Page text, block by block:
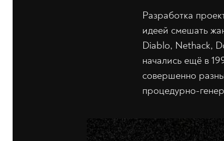
Разработка
идеей смешать
Diablo, Nethack,
начались ещё в
совершенно
процедурно-